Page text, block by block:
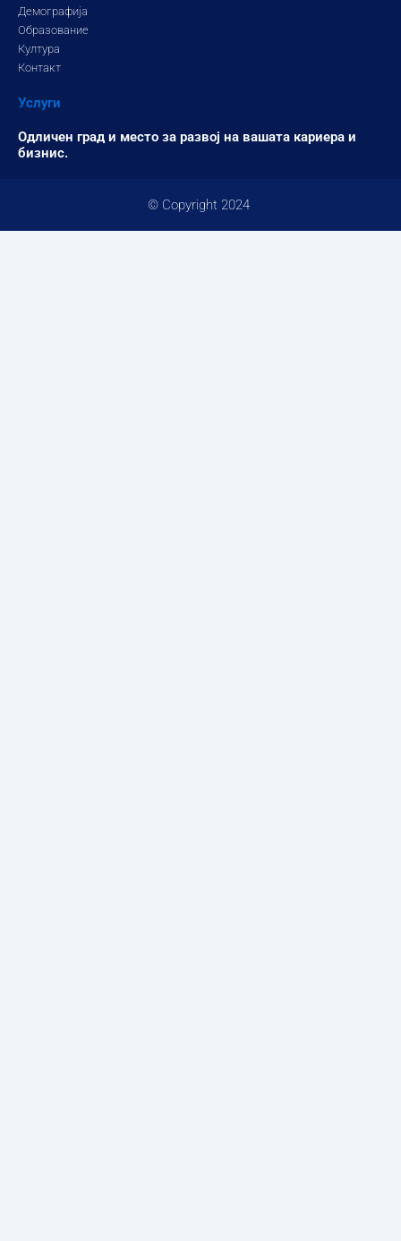
Демографија
Образование
Култура
Контакт
Услуги
Одличен град и место за развој на вашата кариера и
бизнис.
© Copyright 2024